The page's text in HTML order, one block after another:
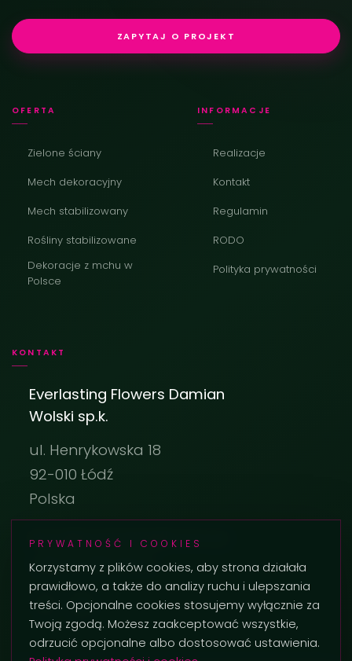
ZAPYTAJ O PROJEKT
OFERTA
Zielone ściany
Mech dekoracyjny
Mech stabilizowany
Rośliny stabilizowane
Dekoracje z mchu w
Polsce
INFORMACJE
Realizacje
Kontakt
Regulamin
RODO
Polityka prywatności
KONTAKT
Everlasting Flowers Damian
Wolski sp.k.
ul. Henrykowska 18
92-010 Łódź
Polska
biuro@everlastingflowers.pl
+48 42 236 29 02
PRYWATNOŚĆ I COOKIES
Korzystamy z plików cookies, aby strona działała
prawidłowo, a także do analizy ruchu i ulepszania
treści. Opcjonalne cookies stosujemy wyłącznie za
Twoją zgodą. Możesz zaakceptować wszystkie,
odrzucić opcjonalne albo dostosować ustawienia.